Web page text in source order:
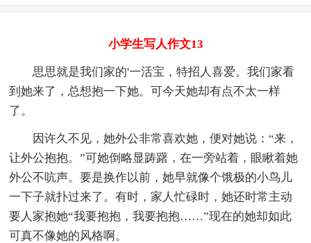
小学生写人作文13
思思就是我们家的'一活宝，特招人喜爱。我们家看
到她来了，总想抱一下她。可今天她却有点不太一样
了。
因许久不见，她外公非常喜欢她，便对她说：“来，
让外公抱抱。”可她倒略显踌躇，在一旁站着，眼瞅着她
外公不吭声。要是换作以前，她早就像个饿极的小鸟儿
一下子就扑过来了。有时，家人忙碌时，她还时常主动
要人家抱她“我要抱抱，我要抱抱……”现在的她却如此
可真不像她的风格啊。